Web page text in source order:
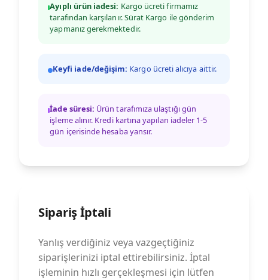
Ayıplı ürün iadesi: Kargo ücreti firmamız
tarafından karşılanır. Sürat Kargo ile gönderim
yapmanız gerekmektedir.
Keyfi iade/değişim: Kargo ücreti alıcıya aittir.
İade süresi: Ürün tarafımıza ulaştığı gün
işleme alınır. Kredi kartına yapılan iadeler 1-5
gün içerisinde hesaba yansır.
Sipariş İptali
Yanlış verdiğiniz veya vazgeçtiğiniz
siparişlerinizi iptal ettirebilirsiniz. İptal
işleminin hızlı gerçekleşmesi için lütfen